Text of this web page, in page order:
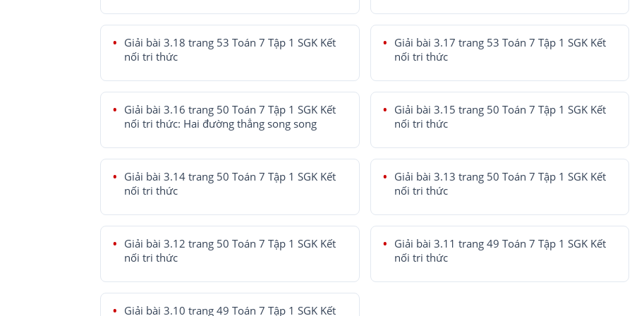
Giải bài 3.18 trang 53 Toán 7 Tập 1 SGK Kết
nối tri thức
Giải bài 3.17 trang 53 Toán 7 Tập 1 SGK Kết
nối tri thức
Giải bài 3.16 trang 50 Toán 7 Tập 1 SGK Kết
nối tri thức: Hai đường thẳng song song
Giải bài 3.15 trang 50 Toán 7 Tập 1 SGK Kết
nối tri thức
Giải bài 3.14 trang 50 Toán 7 Tập 1 SGK Kết
nối tri thức
Giải bài 3.13 trang 50 Toán 7 Tập 1 SGK Kết
nối tri thức
Giải bài 3.12 trang 50 Toán 7 Tập 1 SGK Kết
nối tri thức
Giải bài 3.11 trang 49 Toán 7 Tập 1 SGK Kết
nối tri thức
Giải bài 3.10 trang 49 Toán 7 Tập 1 SGK Kết